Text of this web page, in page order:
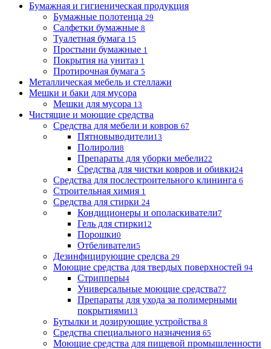
Бумажная и гигиеническая продукция
Бумажные полотенца 29
Салфетки бумажные 8
Туалетная бумага 15
Простыни бумажные 1
Покрытия на унитаз 1
Протирочная бумага 5
Металлическая мебель и стеллажи
Мешки и баки для мусора
Мешки для мусора 13
Чистящие и моющие средства
Средства для мебели и ковров 67
Пятновыводители13
Полироли8
Препараты для уборки мебели22
Средства для чистки ковров и обивки24
Средства для послестроительного клининга 6
Строительная химия 1
Средства для стирки 24
Кондиционеры и ополаскиватели7
Гель для стирки12
Порошки0
Отбеливатели5
Дезинфицирующие средсва 29
Моющие средства для твердых поверхностей 94
Стрипперы4
Универсальные моющие средства77
Препараты для ухода за полимерными
покрытиями13
Бутылки и дозирующие устройства 8
Средства специального назначения 65
Моющие средства для пищевой промышленности